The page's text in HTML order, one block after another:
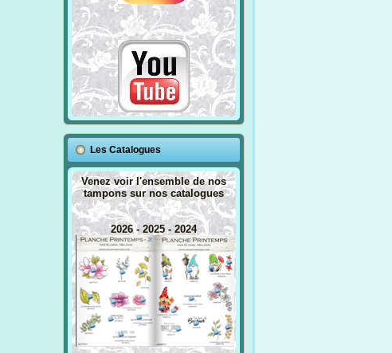
Les Catalogues
Venez voir l'ensemble de nos
tampons sur nos catalogues
2026 - 2025 - 2024